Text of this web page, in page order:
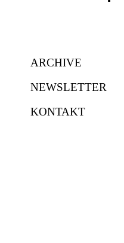
ARCHIVE
NEWSLETTER
KONTAKT